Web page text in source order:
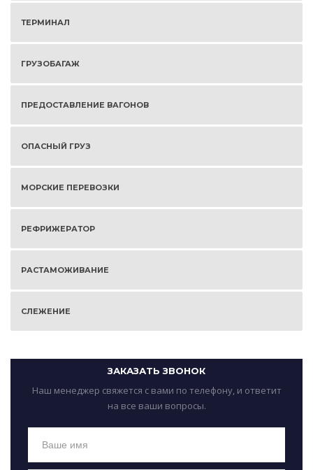
ТЕРМИНАЛ
ГРУЗОБАГАЖ
ПРЕДОСТАВЛЕНИЕ ВАГОНОВ
ОПАСНЫЙ ГРУЗ
МОРСКИЕ ПЕРЕВОЗКИ
РЕФРИЖЕРАТОР
РАСТАМОЖИВАНИЕ
СЛЕЖЕНИЕ
ЗАКАЗАТЬ ЗВОНОК
Наш менеджер свяжется с вами по телефону, и ответит
на все ваши вопросы.